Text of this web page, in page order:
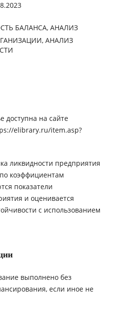
БАЛАНСА, АНАЛИЗ
АНАЛИЗ
доступна на сайте
elibrary.ru/item.asp?
ликвидности предприятия
коэффициентам
показатели
и оценивается
с использованием
выполнено без
если иное не